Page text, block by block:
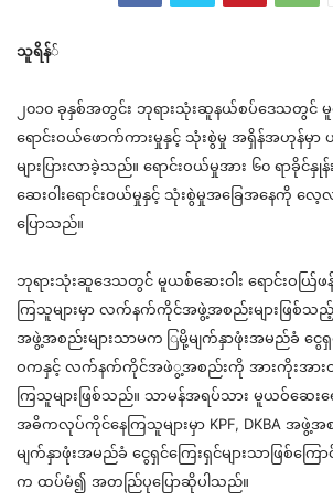
သူရိန််
၂၀၁၀ ခုနှစ်အတွင်း ဘုရားသုံးဆူနယ်စပ်ဒေသတွင
ရောင်းဝယ်ဖောက်ကားမှုနှင့် သုံးစွဲမ အရှိန်အဟုန်မှာ
များပြားလာခဲ့သည်။ ရောင်းဝယ်မှုအား ၆၀ ရာခိုင်နှုန်
ဆေးဝါးရောင်းဝယ်မှုနှင့် သုံးစွဲမှုအခြေအနေကို လေ့
ပြောသည်။
ဘုရားသုံးဆူဒေသတွင မူယစ်ဆေးဝါး ရောင်းဝယ
ကြသူများမှာ လက်နက်ကိုင်အဖွဲ့အစည်းများဖြစ်သည
အဖွဲ့အစည်းများသာမက ြမိမျက်နှာဖုံးအမည်ခံ ငွေ
ဝက်နှင့် လက်နက်ကိုင်အဖဲအစည်းကို အားကိုးအား
ကြသူများဖြစ်သည်။ သာမန်အရပ်သား မူယဝ်ဆေးရ
အဓိကလုပ်ကိုင်နေကြသူများမှာ KPF, DKBA အဖွဲ့အစ
မျက်နှာဖုံးအမည်ခံ ငွေရှင်ကြေးရှင်များသာဖြစ်ကြော
က ထပ်မံ၍ အတညပုပြောဆိုပါသည်။